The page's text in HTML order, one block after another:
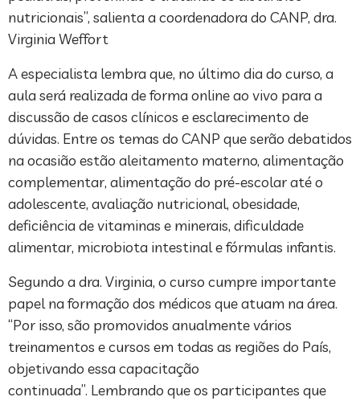
nutricionais”, salienta a coordenadora do CANP, dra.
Virginia Weffort
A especialista lembra que, no último dia do curso, a
aula será realizada de forma online ao vivo para a
discussão de casos clínicos e esclarecimento de
dúvidas. Entre os temas do CANP que serão debatidos
na ocasião estão aleitamento materno, alimentação
complementar, alimentação do pré-escolar até o
adolescente, avaliação nutricional, obesidade,
deficiência de vitaminas e minerais, dificuldade
alimentar, microbiota intestinal e fórmulas infantis.
Segundo a dra. Virginia, o curso cumpre importante
papel na formação dos médicos que atuam na área.
“Por isso, são promovidos anualmente vários
treinamentos e cursos em todas as regiões do País,
objetivando essa capacitação
continuada”. Lembrando que os participantes que